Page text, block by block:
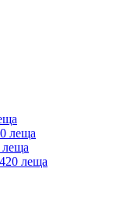
леща
леща